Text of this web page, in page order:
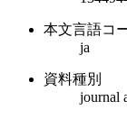
本文言語コ
ja
資料種別
journal